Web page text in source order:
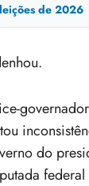
de 2026
do
federal